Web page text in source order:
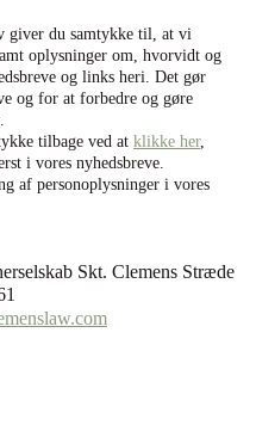
giver du samtykke til, at vi
oplysninger om, hvorvidt og
og links heri. Det gør
og for at forbedre og gøre
tilbage ved at klikke her,
i vores nyhedsbreve.
af personoplysninger i vores
Skt. Clemens Stræde